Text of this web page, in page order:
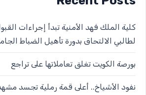
كلية الملك فهد الأمنية تبدأ إجراءات
لطالبي الالتحاق بدورة تأهيل الضباط
بورصة الكويت تغلق تعاملاتها على تراجع
نفود الأشياخ.. أعلى قمة رملية تجسد